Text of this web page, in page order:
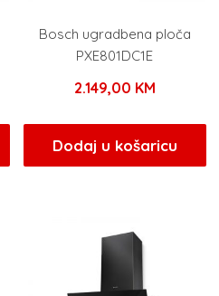
Bosch ugradbena ploča
PXE801DC1E
2.149,00 KM
Dodaj u košaricu